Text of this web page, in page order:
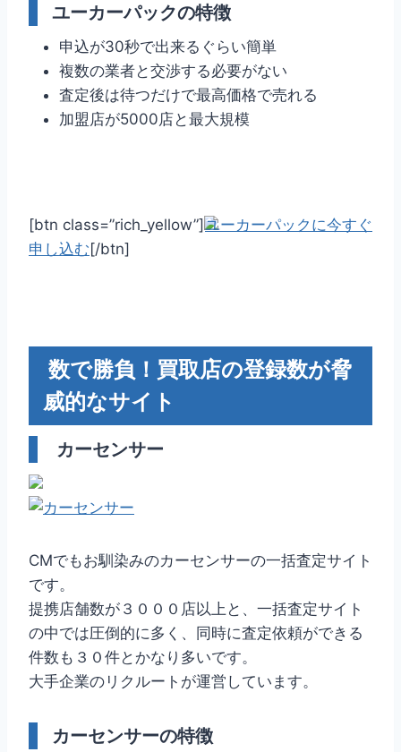
ユーカーパックの特徴
申込が30秒で出来るぐらい簡単
複数の業者と交渉する必要がない
査定後は待つだけで最高価格で売れる
加盟店が5000店と最大規模
[btn class=”rich_yellow”]ユーカーパックに今すぐ
申し込む[/btn]
数で勝負！買取店の登録数が脅
威的なサイト
カーセンサー
CMでもお馴染みのカーセンサーの一括査定サイト
です。
提携店舗数が３０００店以上と、一括査定サイト
の中では圧倒的に多く、同時に査定依頼ができる
件数も３０件とかなり多いです。
大手企業のリクルートが運営しています。
カーセンサーの特徴